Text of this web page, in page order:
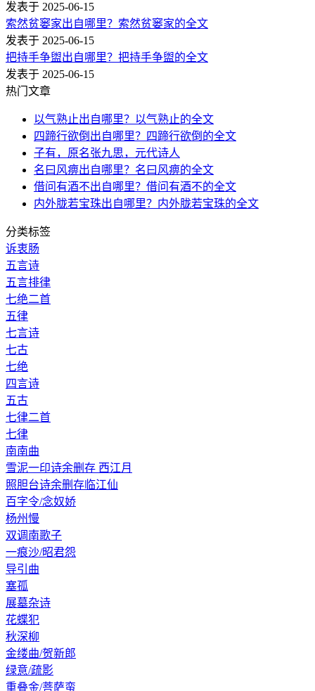
发表于 2025-06-15
索然贫窭家出自哪里？索然贫窭家的全文
发表于 2025-06-15
把持手争盥出自哪里？把持手争盥的全文
发表于 2025-06-15
热门文章
以气熟止出自哪里？以气熟止的全文
四蹄行欲倒出自哪里？四蹄行欲倒的全文
子有，原名张九思，元代诗人
名曰风痹出自哪里？名曰风痹的全文
借问有酒不出自哪里？借问有酒不的全文
内外胧若宝珠出自哪里？内外胧若宝珠的全文
分类标签
诉衷肠
五言诗
五言排律
七绝二首
五律
七言诗
七古
七绝
四言诗
五古
七律二首
七律
南南曲
雪泥一印诗余删存 西江月
照胆台诗余删存临江仙
百字令/念奴娇
杨州慢
双调南歌子
一痕沙/昭君怨
导引曲
塞孤
展墓杂诗
花蝶犯
秋深柳
金缕曲/贺新郎
绿意/疏影
重叠金/菩萨蛮